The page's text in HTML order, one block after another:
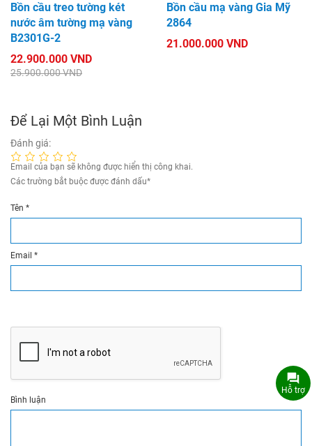
Bồn cầu treo tường két
nước âm tường mạ vàng
B2301G-2
22.900.000 VND
25.900.000 VND
Bồn cầu mạ vàng Gia Mỹ
2864
21.000.000 VND
Để Lại Một Bình Luận
Đánh giá:
Email của bạn sẽ không được hiển thị công khai.
Các trường bắt buộc được đánh dấu*
Tên *
Email *
Bình luận
Hỗ trợ